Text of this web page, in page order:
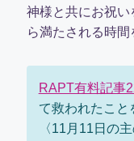
神様と共にお祝
ら満たされる時間
RAPT有料記事
て救われたこと
〈11月11日の